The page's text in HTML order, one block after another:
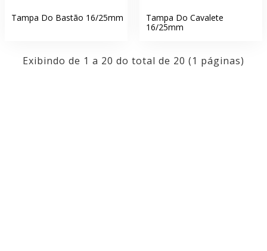
Tampa Do Bastão 16/25mm
Tampa Do Cavalete
16/25mm
Exibindo de 1 a 20 do total de 20 (1 páginas)